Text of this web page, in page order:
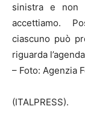
sinistra e non
accettiamo.
ciascuno può
riguarda
– Foto: Agenzia
(ITALPRESS).